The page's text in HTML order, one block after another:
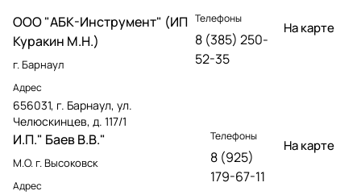
OOO "АБК-Инструмент" (ИП
Куракин М.Н.)
г. Барнаул
Адрес
656031, г. Барнаул, ул.
Челюскинцев, д. 117/1
Телефоны
8 (385) 250-
52-35
На карте
И.П." Баев В.В."
М.О. г. Высоковск
Адрес
Телефоны
8 (925)
179-67-11
На карте